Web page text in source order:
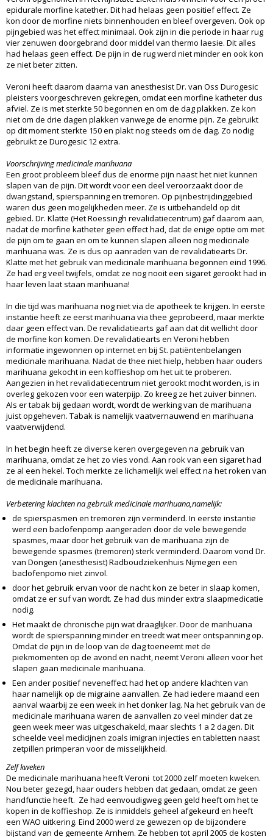
epidurale morfine katether. Dit had helaas geen positief effect. Ze
kon door de morfine niets binnenhouden en bleef overgeven. Ook op
pijngebied was het effect minimaal. Ook zijn in die periode in haar rug
vier zenuwen doorgebrand door middel van thermo laesie. Dit alles
had helaas geen effect. De pijn in de rug werd niet minder en ook kon
ze niet beter zitten.
Veroni heeft daarom daarna van anesthesist Dr. van Oss Durogesic
pleisters voorgeschreven gekregen, omdat een morfine katheter dus
afviel. Ze is met sterkte 50 begonnen en om de dag plakken. Ze kon
niet om de drie dagen plakken vanwege de enorme pijn. Ze gebruikt
op dit moment sterkte 150 en plakt nog steeds om de dag. Zo nodig
gebruikt ze Durogesic 12 extra.
Voorschrijving medicinale marihuana
Een groot probleem bleef dus de enorme pijn naast het niet kunnen
slapen van de pijn. Dit wordt voor een deel veroorzaakt door de
dwangstand, spierspanning en tremoren. Op pijnbestrijdinggebied
waren dus geen mogelijkheden meer. Ze is uitbehandeld op dit
gebied. Dr. Klatte (Het Roessingh revalidatiecentrum) gaf daarom aan,
nadat de morfine katheter geen effect had, dat de enige optie om met
de pijn om te gaan en om te kunnen slapen alleen nog medicinale
marihuana was. Ze is dus op aanraden van de revalidatiearts Dr.
Klatte met het gebruik van medicinale marihuana begonnen eind 1996.
Ze had erg veel twijfels, omdat ze nog nooit een sigaret gerookt had in
haar leven laat staan marihuana!
In die tijd was marihuana nog niet via de apotheek te krijgen. In eerste
instantie heeft ze eerst marihuana via thee geprobeerd, maar merkte
daar geen effect van. De revalidatiearts gaf aan dat dit wellicht door
de morfine kon komen. De revalidatiearts en Veroni hebben
informatie ingewonnen op internet en bij St. patiëntenbelangen
medicinale marihuana. Nadat de thee niet hielp, hebben haar ouders
marihuana gekocht in een koffieshop om het uit te proberen.
Aangezien in het revalidatiecentrum niet gerookt mocht worden, is in
overleg gekozen voor een waterpijp. Zo kreeg ze het zuiver binnen.
Als er tabak bij gedaan wordt, wordt de werking van de marihuana
juist opgeheven. Tabak is namelijk vaatvernauwend en marihuana
vaatverwijdend.
In het begin heeft ze diverse keren overgegeven na gebruik van
marihuana, omdat ze het zo vies vond. Aan rook van een sigaret had
ze al een hekel. Toch merkte ze lichamelijk wel effect na het roken van
de medicinale marihuana.
Verbetering klachten na gebruik medicinale marihuana,namelijk:
de spierspasmen en tremoren zijn verminderd. In eerste instantie
werd een baclofenpomp aangeraden door de vele bewegende
spasmes, maar door het gebruik van de marihuana zijn de
bewegende spasmes (tremoren) sterk verminderd. Daarom vond Dr.
van Dongen (anesthesist) Radboudziekenhuis Nijmegen een
baclofenpomo niet zinvol.
door het gebruik ervan voor de nacht kon ze beter in slaap komen,
omdat ze er suf van wordt. Ze had dus minder extra slaapmedicatie
nodig.
Het maakt de chronische pijn wat draaglijker. Door de marihuana
wordt de spierspanning minder en treedt wat meer ontspanning op.
Omdat de pijn in de loop van de dag toeneemt met de
piekmomenten op de avond en nacht, neemt Veroni alleen voor het
slapen gaan medicinale marihuana.
Een ander positief neveneffect had het op andere klachten van
haar namelijk op de migraine aanvallen. Ze had iedere maand een
aanval waarbij ze een week in het donker lag. Na het gebruik van de
medicinale marihuana waren de aanvallen zo veel minder dat ze
geen week meer was uitgeschakeld, maar slechts 1 a 2 dagen. Dit
scheelde veel medicijnen zoals imigran injecties en tabletten naast
zetpillen primperan voor de misselijkheid.
Zelf kweken
De medicinale marihuana heeft Veroni tot 2000 zelf moeten kweken.
Nou beter gezegd, haar ouders hebben dat gedaan, omdat ze geen
handfunctie heeft. Ze had eenvoudigweg geen geld heeft om het te
kopen in de koffieshop. Ze is inmiddels geheel afgekeurd en heeft
een WAO uitkering. Eind 2000 werd ze gewezen op de bijzondere
bijstand van de gemeente Arnhem. Ze hebben tot april 2005 de kosten